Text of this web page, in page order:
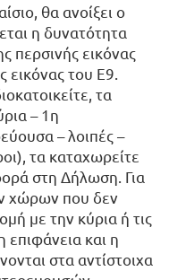
θα ανοίξει ο
η δυνατότητα
περσινής εικόνας
εικόνας του Ε9.
τα
– 1η
– λοιπές –
τα καταχωρείτε
στη Δήλωση. Για
χώρων που δεν
με την κύρια ή τις
επιφάνεια και η
στα αντίστοιχα